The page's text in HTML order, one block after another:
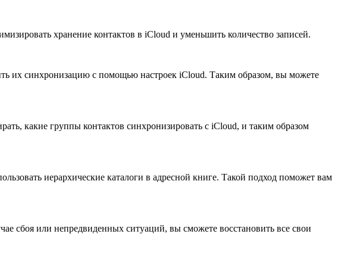
хранение контактов в iCloud и уменьшить количество записей.
их синхронизацию с помощью настроек iCloud. Таким образом, вы можете
какие группы контактов синхронизировать с iCloud, и таким образом
иерархические каталоги в адресной книге. Такой подход поможет вам
сбоя или непредвиденных ситуаций, вы сможете восстановить все свои